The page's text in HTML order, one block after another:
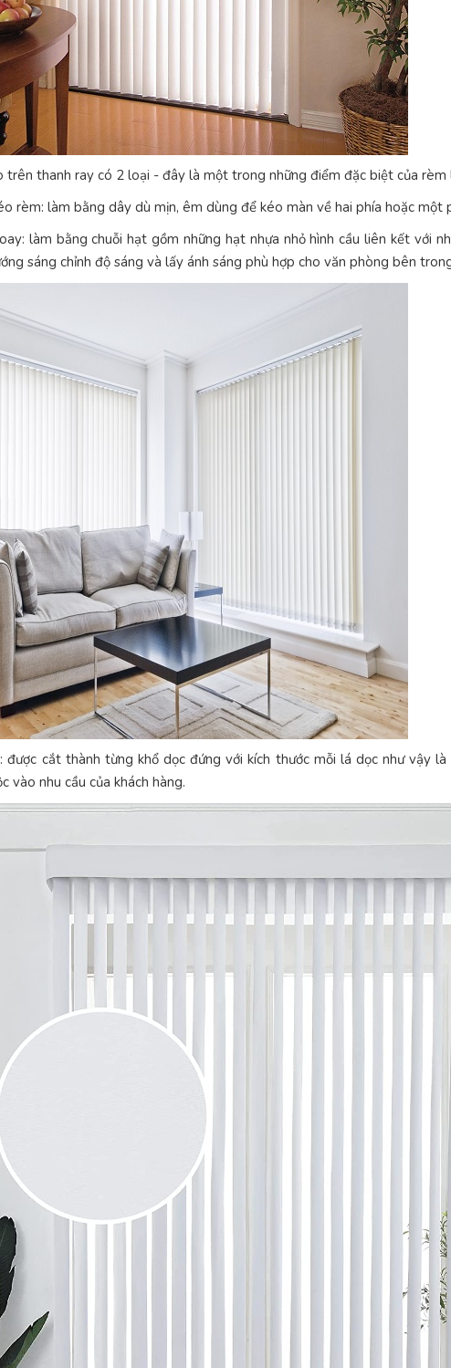
trên thanh ray có 2 loại - đây là một trong những điểm đặc biệt của rèm
rèm: làm bằng dây dù mịn, êm dùng để kéo màn về hai phía hoặc một
làm bằng chuỗi hạt gồm những hạt nhựa nhỏ hình cầu liên kết với
sáng chỉnh độ sáng và lấy ánh sáng phù hợp cho văn phòng bên
được cắt thành từng khổ dọc đứng với kích thước mỗi lá dọc như vậy
vào nhu cầu của khách hàng.